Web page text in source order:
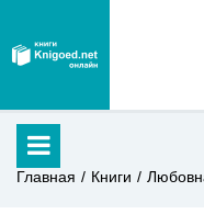
Главная Книги